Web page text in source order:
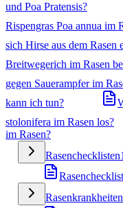
und Poa Pratensis?
Rispengras Poa annua im
sich Hirse aus dem Rasen
Breitwegerich im Rasen
gegen Sauerampfer im
kann ich tun?
stolonifera im Rasen los?
im Rasen?
Rasenchecklisten1
Rasenkrankheiten